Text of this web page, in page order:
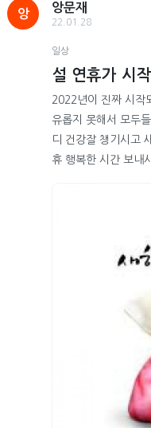
앙
앙문재
22.01.28
일상
설 연휴가 시
2022년이 진짜 시작
유롭지 못해서 모두
디 건강잘 챙기시고
휴 행복한 시간 보내